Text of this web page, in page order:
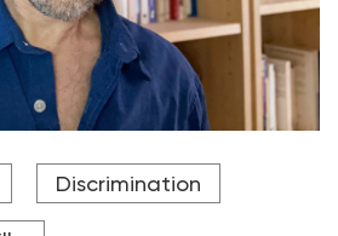
Thomas Kirszbaum est
de la Ville, de l'intégration
Discrimination